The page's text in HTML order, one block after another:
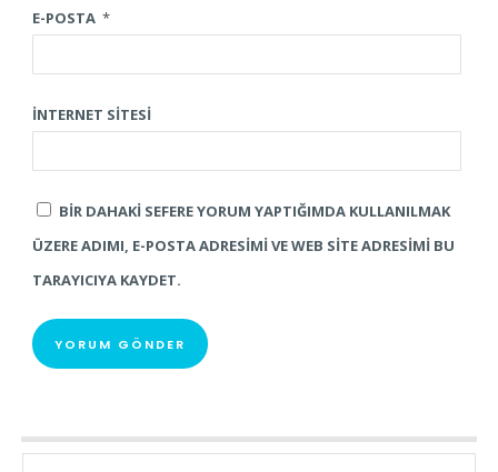
E-POSTA *
İNTERNET SITESI
BIR DAHAKI SEFERE YORUM YAPTIĞIMDA KULLANILMAK
ÜZERE ADIMI, E-POSTA ADRESIMI VE WEB SITE ADRESIMI BU
TARAYICIYA KAYDET.